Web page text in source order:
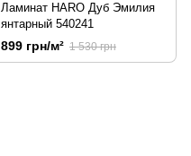
Ламинат HARO Дуб Эмилия
янтарный 540241
899 грн/м² 1 530 грн